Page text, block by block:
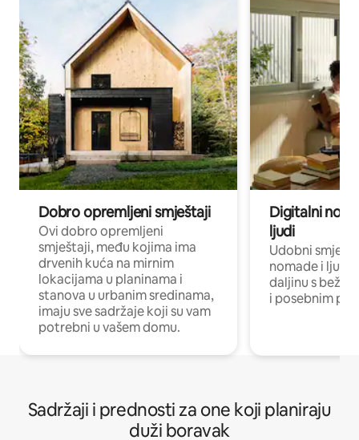
Dobro opremljeni smještaji
Ovi dobro opremljeni
smještaji, među kojima ima
drvenih kuća na mirnim
lokacijama u planinama i
stanova u urbanim sredinama,
imaju sve sadržaje koji su vam
potrebni u vašem domu.
Digitalni
ljudi
Udobni
nomade i ljude
daljinu s
i posebnim
Sadržaji i prednosti za one koji planiraju
duži boravak